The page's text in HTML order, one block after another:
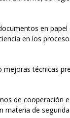
en
en los
técnicas
de cooperación
materia de